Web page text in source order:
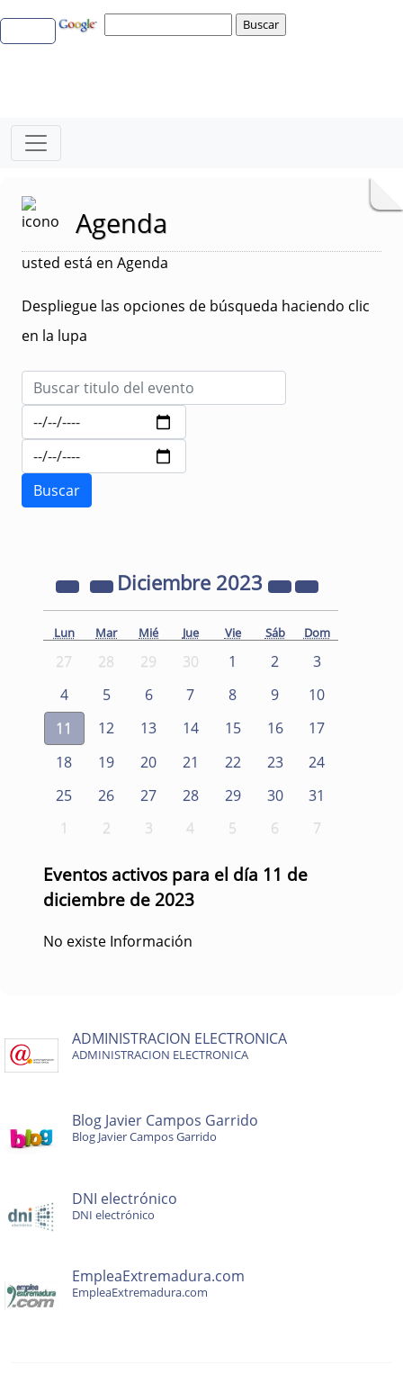
Agenda
usted está en Agenda
Despliegue las opciones de búsqueda haciendo clic
en la lupa
Diciembre 2023
Lun Mar Mié Jue Vie Sáb Dom
27 28 29 30 1 2
3
4
5 6 7 8 9
10
11
12 13 14 15 16
17
18
19 20 21 22 23
24
25
26 27 28 29 30
31
1
2 3 4 5 6 7
Eventos activos para el día 11 de
diciembre de 2023
No existe Información
ADMINISTRACION ELECTRONICA
ADMINISTRACION ELECTRONICA
Blog Javier Campos Garrido
Blog Javier Campos Garrido
DNI electrónico
DNI electrónico
EmpleaExtremadura.com
EmpleaExtremadura.com